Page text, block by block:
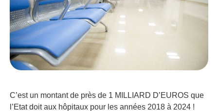
C’est un montant de près de 1 MILLIARD D’EUROS que
l’Etat doit aux hôpitaux pour les années 2018 à 2024 !